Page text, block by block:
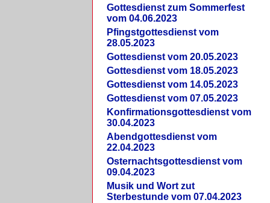
Gottesdienst zum Sommerfest
vom 04.06.2023
Pfingstgottesdienst vom
28.05.2023
Gottesdienst vom 20.05.2023
Gottesdienst vom 18.05.2023
Gottesdienst vom 14.05.2023
Gottesdienst vom 07.05.2023
Konfirmationsgottesdienst vom
30.04.2023
Abendgottesdienst vom
22.04.2023
Osternachtsgottesdienst vom
09.04.2023
Musik und Wort zut
Sterbestunde vom 07.04.2023